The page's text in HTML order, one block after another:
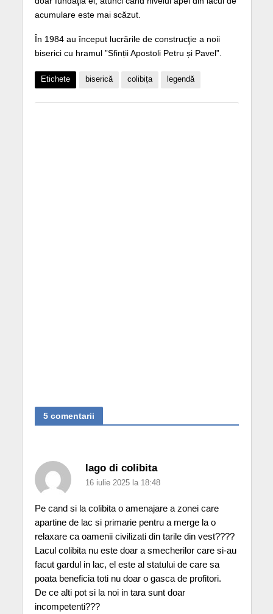
acumulare este mai scăzut.
În 1984 au început lucrările de construcţie a noii
biserici cu hramul ”Sfinții Apostoli Petru și Pavel”.
Etichete biserică colibița legendă
5 comentarii
lago di colibita
16 iulie 2025 la 18:48
Pe cand si la colibita o amenajare a zonei care
apartine de lac si primarie pentru a merge la o
relaxare ca oamenii civilizati din tarile din vest????
Lacul colibita nu este doar a smecherilor care si-au
facut gardul in lac, el este al statului de care sa
poata beneficia toti nu doar o gasca de profitori.
De ce alti pot si la noi in tara sunt doar
incompetenti???